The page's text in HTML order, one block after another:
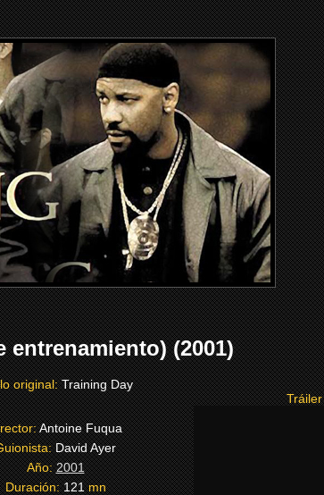
entrenamiento) (2001)
original:Training Day
Antoine Fuqua
David Ayer
Año:2001
Duración:121mn
Tráiler